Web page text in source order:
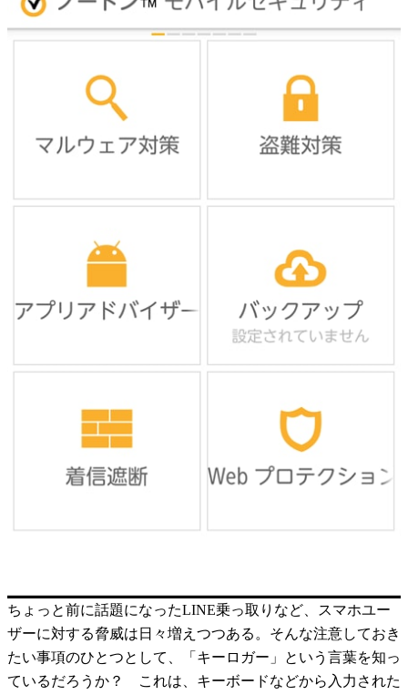
ちょっと前に話題になったLINE乗っ取りなど、スマホユー
ザーに対する脅威は日々増えつつある。そんな注意しておき
たい事項のひとつとして、「キーロガー」という言葉を知っ
ているだろうか？ これは、キーボードなどから入力された